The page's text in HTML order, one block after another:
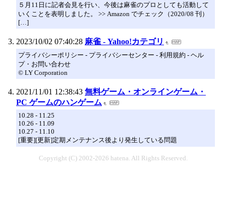
５月11日に記者会見を行い、今後は麻雀のプロとしても活動して
いくことを表明しました。 >> Amazon でチェック（2020/08 刊）
[…]
2023/10/02 07:40:28 麻雀 - Yahoo!カテゴリ
プライバシーポリシー - プライバシーセンター - 利用規約 - ヘル
プ・お問い合わせ
© LY Corporation
2021/11/01 12:38:43 無料ゲーム・オンラインゲーム・
PC ゲームのハンゲーム
10.28 - 11.25
10.26 - 11.09
10.27 - 11.10
[重要][更新]定期メンテナンス後より発生している問題
Copyright (C) 2002-2026 hatena. All Rights Reserved.